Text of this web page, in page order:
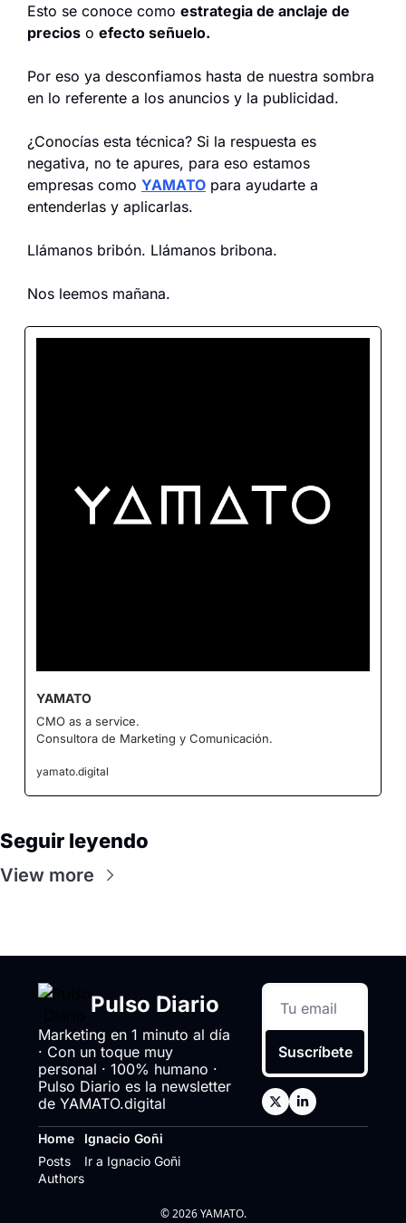
Esto se conoce como estrategia de anclaje de
precios o efecto señuelo.
Por eso ya desconfiamos hasta de nuestra sombra
en lo referente a los anuncios y la publicidad.
¿Conocías esta técnica? Si la respuesta es
negativa, no te apures, para eso estamos
empresas como YAMATO para ayudarte a
entenderlas y aplicarlas.
Llámanos bribón. Llámanos bribona.
Nos leemos mañana.
YAMATO
CMO as a service.
Consultora de Marketing y Comunicación.
yamato.digital
Seguir leyendo
View more
Pulso Diario
Marketing en 1 minuto al día
· Con un toque muy
personal · 100% humano ·
Pulso Diario es la newsletter
de YAMATO.digital
Suscríbete
Home
Posts
Authors
Ignacio Goñi
Ir a Ignacio Goñi
© 2026 YAMATO.